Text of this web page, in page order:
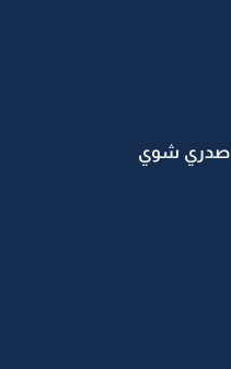
صدري شوي